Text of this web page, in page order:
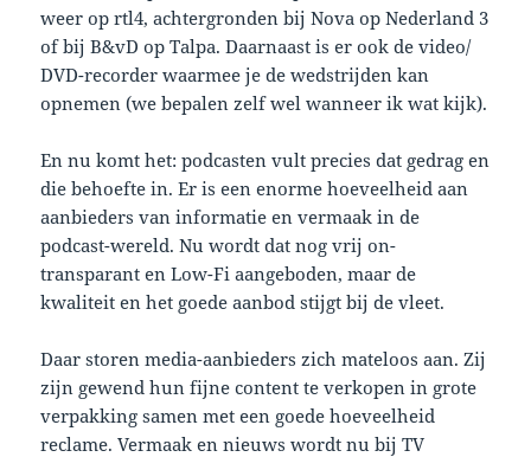
weer op rtl4, achtergronden bij Nova op Nederland 3
of bij B&vD op Talpa. Daarnaast is er ook de video/
DVD-recorder waarmee je de wedstrijden kan
opnemen (we bepalen zelf wel wanneer ik wat kijk).
En nu komt het: podcasten vult precies dat gedrag en
die behoefte in. Er is een enorme hoeveelheid aan
aanbieders van informatie en vermaak in de
podcast-wereld. Nu wordt dat nog vrij on-
transparant en Low-Fi aangeboden, maar de
kwaliteit en het goede aanbod stijgt bij de vleet.
Daar storen media-aanbieders zich mateloos aan. Zij
zijn gewend hun fijne content te verkopen in grote
verpakking samen met een goede hoeveelheid
reclame. Vermaak en nieuws wordt nu bij TV